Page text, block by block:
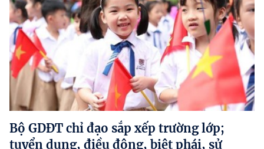
Bộ GDĐT chỉ đạo sắp xếp trường lớp;
tuyển dụng, điều động, biệt phái, sử